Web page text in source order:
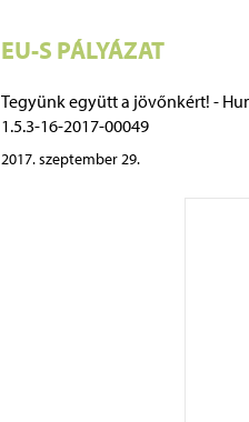
EU-S PÁLYÁZAT
Tegyünk együtt a jövőnkért! -
1.5.3-16-2017-00049
2017. szeptember 29.